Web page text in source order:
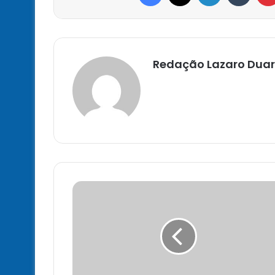
Redação Lazaro
Consórcios